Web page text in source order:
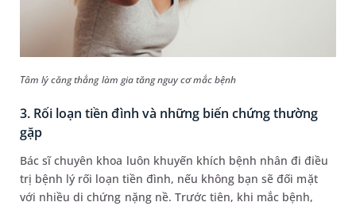
Tâm lý căng thẳng làm gia tăng nguy cơ mắc bệnh
3. Rối loạn tiền đình và những biến chứng thường
gặp
Bác sĩ chuyên khoa luôn khuyến khích bệnh nhân đi điều
trị bệnh lý rối loạn tiền đình, nếu không bạn sẽ đối mặt
với nhiều di chứng nặng nề. Trước tiên, khi mắc bệnh,